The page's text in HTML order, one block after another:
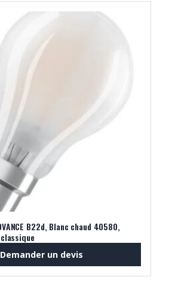
B22d, Blanc chaud 40580,
Demander un devis